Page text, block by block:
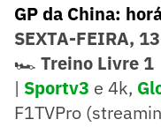
GP da China:
SEXTA-FEIRA,
🏎️ Treino Livre 1
| Sportv3 e 4k,
F1TVPro